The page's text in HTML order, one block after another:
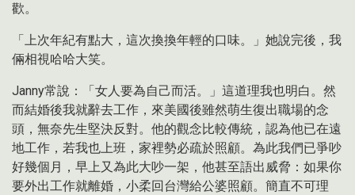
歡。
「上次年紀有點大，這次換換年輕的口味。」她說完後，我
倆相視哈哈大笑。
Janny常說：「女人要為自己而活。」這道理我也明白。然
而結婚後我就辭去工作，來美國後雖然萌生復出職場的念
頭，無奈先生堅決反對。他的觀念比較傳統，認為他已在遠
地工作，若我也上班，家裡勢必疏於照顧。為此我們已爭吵
好幾個月，早上又為此大吵一架，他甚至語出威脅：如果你
要外出工作就離婚，小柔回台灣給公婆照顧。簡直不可理